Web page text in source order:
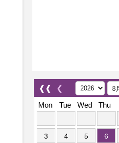
❰❰ ❮
Mon
Tue Wed Thu
3 4 5 6